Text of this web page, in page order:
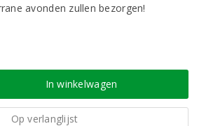
avonden zullen bezorgen!
In winkelwagen
Op verlanglijst